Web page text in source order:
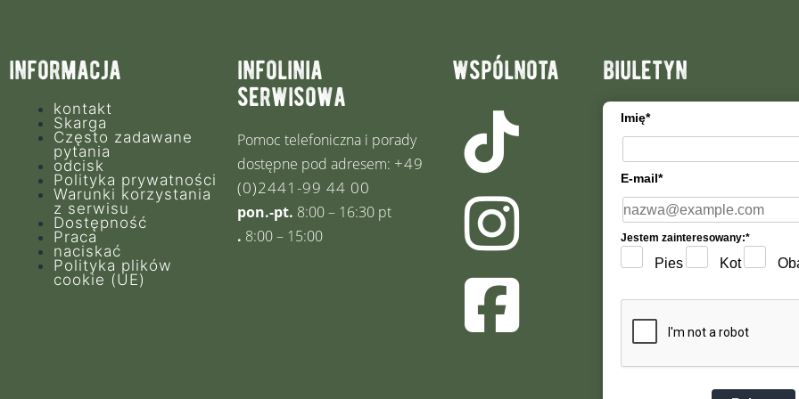
informacja
kontakt
Skarga
Często zadawane
pytania
odcisk
Polityka prywatności
Warunki korzystania
z serwisu
Dostępność
Praca
naciskać
Polityka plików
cookie (UE)
infolinia
serwisowa
Pomoc telefoniczna i porady
dostępne pod adresem: +49
(0)2441-99 44 00
pon.-pt. 8:00 – 16:30 pt
. 8:00 – 15:00
wspólnota biuletyn
Imię*
E-mail*
Jestem zainteresowany:*
Pies Kot